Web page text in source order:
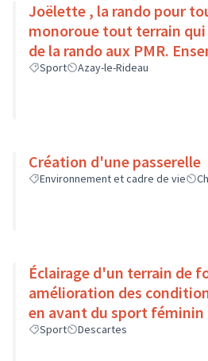
Joëlette , la rando pour
monoroue tout terrain qui permet la pratique
de la rando aux PMR.
sport :)
Sport Azay-le-Rideau
Création d'une passerelle
Environnement et cadre de vie
Éclairage d'un terrain de
amélioration des
en avant du sport féminin
Sport Descartes